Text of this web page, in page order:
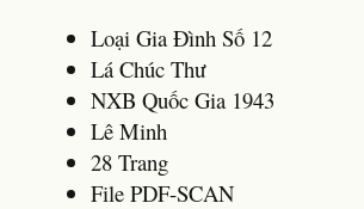
Loại Gia Đình Số 12
Lá Chúc Thư
NXB Quốc Gia 1943
Lê Minh
28 Trang
File PDF-SCAN